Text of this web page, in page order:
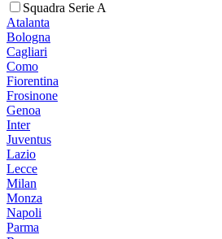
Squadra Serie A
Atalanta
Bologna
Cagliari
Como
Fiorentina
Frosinone
Genoa
Inter
Juventus
Lazio
Lecce
Milan
Monza
Napoli
Parma